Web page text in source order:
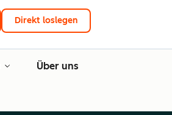
Direkt loslegen
Über uns